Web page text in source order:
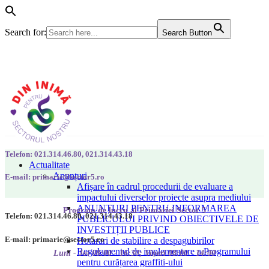
Search for: Search Button
Actualitate
Anunțuri
Afișare în cadrul procedurii de evaluare a
impactului diverselor proiecte asupra mediului
ANUNȚURI PENTRU INFORMAREA
PUBLICULUI PRIVIND OBIECTIVELE DE
INVESTIȚII PUBLICE
Hotarari de stabilire a despagubirilor
Regulamentul de implementare a Programului
pentru curățarea graffiti-ului
Telefon: 021.314.46.80, 021.314.43.18
E-mail: primarie@sector5.ro
Program de lucru al Primăriei Sector 5
Luni - Joi 08:00 - 16:30; Vineri 08:00 - 14:00
Telefon: 021.314.46.80, 021.314.43.18
E-mail: primarie@sector5.ro